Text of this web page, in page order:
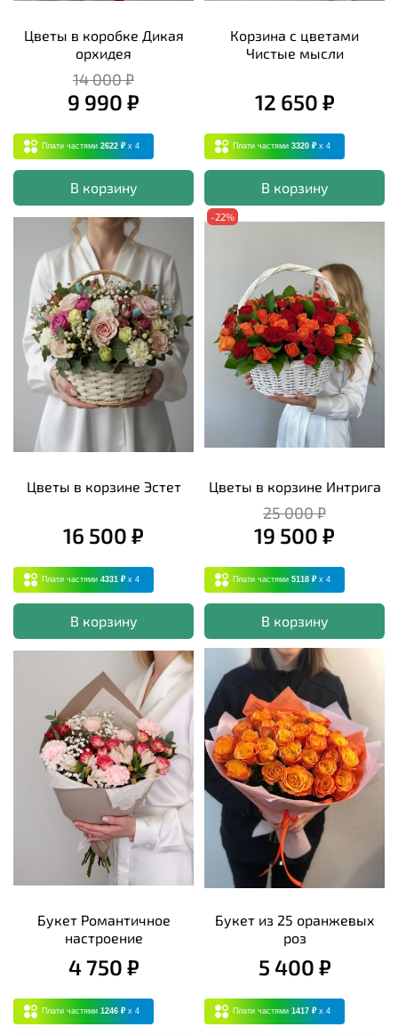
Цветы в коробке Дикая
орхидея
14 000 ₽
9 990 ₽
Плати частями 2622 ₽ x 4
В корзину
Корзина с цветами
Чистые мысли
12 650 ₽
Плати частями 3320 ₽ x 4
В корзину
Цветы в корзине Эстет
16 500 ₽
Плати частями 4331 ₽ x 4
В корзину
-22%
Цветы в корзине Интрига
25 000 ₽
19 500 ₽
Плати частями 5118 ₽ x 4
В корзину
Букет Романтичное
настроение
4 750 ₽
Плати частями 1246 ₽ x 4
Букет из 25 оранжевых
роз
5 400 ₽
Плати частями 1417 ₽ x 4